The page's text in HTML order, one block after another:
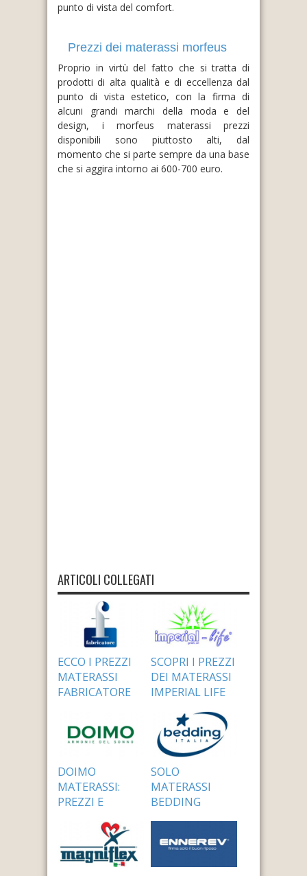
punto di vista del comfort.
Prezzi dei materassi morfeus
Proprio in virtù del fatto che si tratta di
prodotti di alta qualità e di eccellenza dal
punto di vista estetico, con la firma di
alcuni grandi marchi della moda e del
design, i morfeus materassi prezzi
disponibili sono piuttosto alti, dal
momento che si parte sempre da una base
che si aggira intorno ai 600-700 euro.
ARTICOLI COLLEGATI
ECCO I PREZZI
MATERASSI
FABRICATORE
SCOPRI I PREZZI
DEI MATERASSI
IMPERIAL LIFE
24 Settembre 2014
DOIMO
MATERASSI:
PREZZI E
24 Settembre 2014
SOLO
MATERASSI
BEDDING